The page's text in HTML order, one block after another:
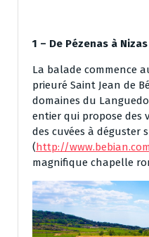
1 – De Pézenas à Nizas
La balade commence
prieuré Saint Jean de
domaines du
entier qui propose des
des cuvées à déguster
(http://
magnifique chapelle